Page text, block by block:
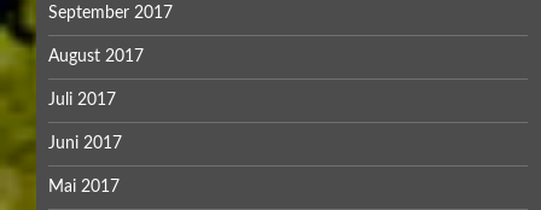
September 2017
August 2017
Juli 2017
Juni 2017
Mai 2017